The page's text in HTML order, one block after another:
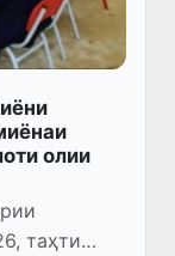
олии
таҳти